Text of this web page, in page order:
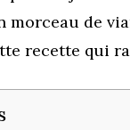
morceau de
recette qui